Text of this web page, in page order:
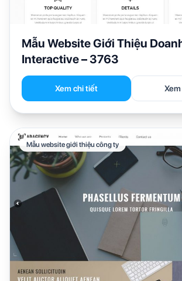
Mẫu Website Giới Thiệu
Interactive – 3763
Xem chi tiết
Mẫu website giới thiệu công ty